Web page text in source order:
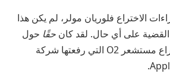
الاختراع فلوريان مولر، لم يكن هذا
على أي حال. لقد كان حقًا حول
قضية انتهاك براءة اختراع مستشعر O2 التي رفعتها شركة